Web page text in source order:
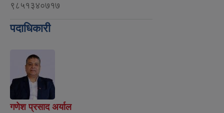
९८५१३४०७१७
पदाधिकारी
गणेश प्रसाद अर्याल